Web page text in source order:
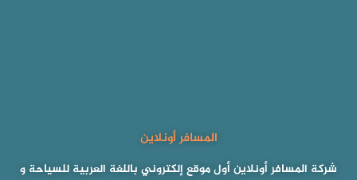
المسافر أونلاين
شركة المسافر أونلاين أول موقع إلكتروني باللغة العربية للسياحة و